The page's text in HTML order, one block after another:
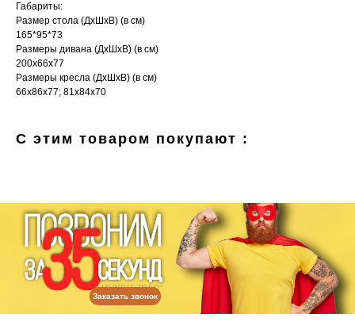
Габариты:
Размер стола (ДхШхВ) (в см)
165*95*73
Размеры дивана (ДхШхВ) (в см)
200х66х77
Размеры кресла (ДхШхВ) (в см)
66х86х77; 81х84х70
С этим товаром покупают :
Заказать звонок